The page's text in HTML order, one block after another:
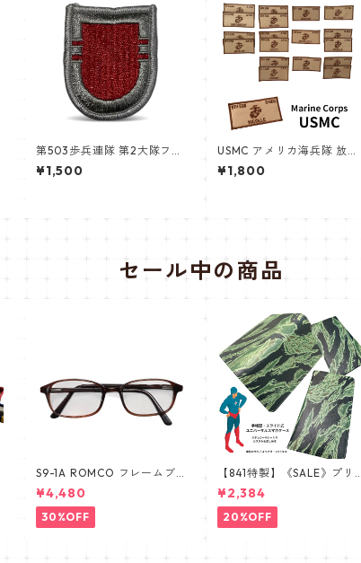
第503歩兵連隊 第2大隊フラ
ッシュパッチ 第173空挺旅団
¥1,500
USMC アメリカ海兵隊 放出
品 新品未使用品
¥1,800
セール中の商品
S9-1A ROMCO フレームブ
ラウン レンズあり眼鏡 めが
ね 新品 デッドストック 米軍
放出品
¥4,480
30%OFF
【841特製】《SALE》プリン
トミス 手帳型スマホケース
南ベトナム ARVN タイガー
ストライプ ERDL ブラッド
ケーキ 手帳型スマホケース
¥2,384
20%OFF